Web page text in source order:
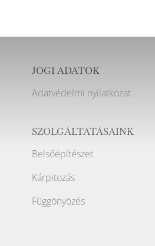
JOGI ADATOK
Adatvédelmi nyilatkozat
SZOLGÁLTATÁSAINK
Belsőépítészet
Kárpitozás
Függönyözés